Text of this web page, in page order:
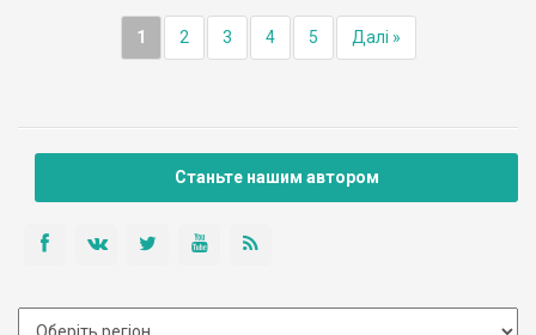
1 2 3 4 5 Далі »
Станьте нашим автором